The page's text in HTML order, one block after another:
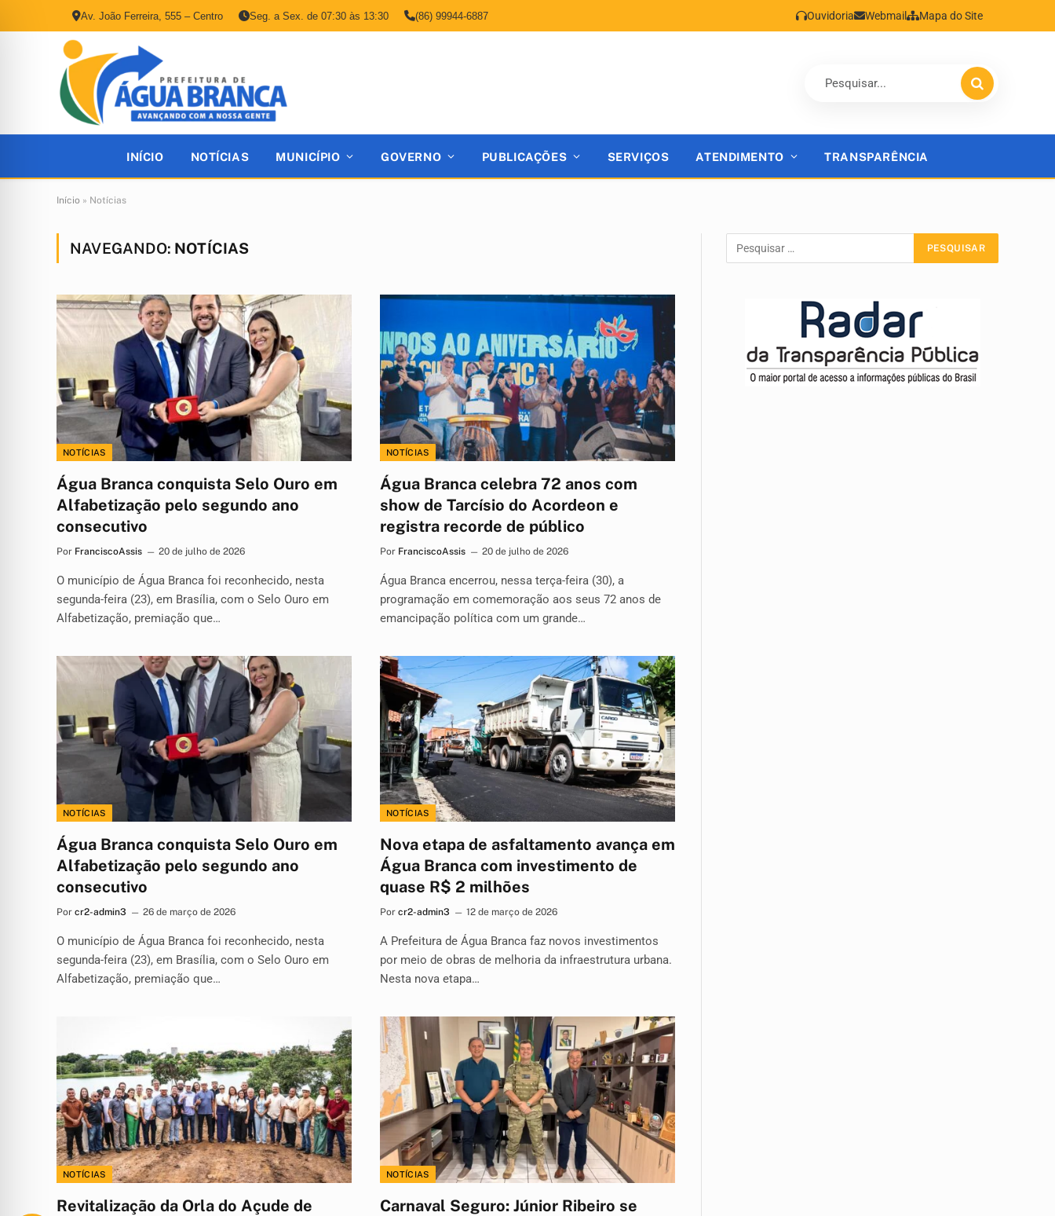
Av. João Ferreira, 555 – Centro Seg. a Sex. de 07:30 às 13:30 (86) 99944-6887 Ouvidoria Webmail Mapa do Site
INÍCIO NOTÍCIAS MUNICÍPIO GOVERNO PUBLICAÇÕES SERVIÇOS ATENDIMENTO TRANSPARÊNCIA
Início » Notícias
NAVEGANDO: NOTÍCIAS
NOTÍCIAS
Água Branca conquista Selo Ouro em
Alfabetização pelo segundo ano
consecutivo
Por FranciscoAssis 20 de julho de 2026
O município de Água Branca foi reconhecido, nesta
segunda-feira (23), em Brasília, com o Selo Ouro em
Alfabetização, premiação que…
NOTÍCIAS
Água Branca celebra 72 anos com
show de Tarcísio do Acordeon e
registra recorde de público
Por FranciscoAssis 20 de julho de 2026
Água Branca encerrou, nessa terça-feira (30), a
programação em comemoração aos seus 72 anos de
emancipação política com um grande…
NOTÍCIAS
Água Branca conquista Selo Ouro em
Alfabetização pelo segundo ano
consecutivo
Por cr2-admin3 26 de março de 2026
O município de Água Branca foi reconhecido, nesta
segunda-feira (23), em Brasília, com o Selo Ouro em
Alfabetização, premiação que…
NOTÍCIAS
Nova etapa de asfaltamento avança em
Água Branca com investimento de
quase R$ 2 milhões
Por cr2-admin3 12 de março de 2026
A Prefeitura de Água Branca faz novos investimentos
por meio de obras de melhoria da infraestrutura urbana.
Nesta nova etapa…
NOTÍCIAS
Revitalização da Orla do Açude de
NOTÍCIAS
Carnaval Seguro: Júnior Ribeiro se